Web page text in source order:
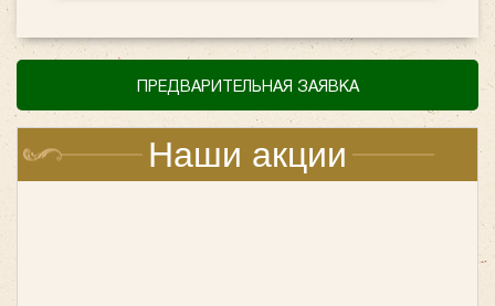
ПРЕДВАРИТЕЛЬНАЯ ЗАЯВКА
Наши акции